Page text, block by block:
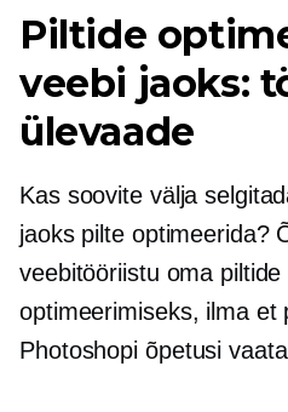
Piltide
veebi jaoks:
ülevaade
Kas soovite välja
jaoks pilte optimeerida?
veebitööriistu oma
optimeerimiseks, ilma et
Photoshopi õpetusi